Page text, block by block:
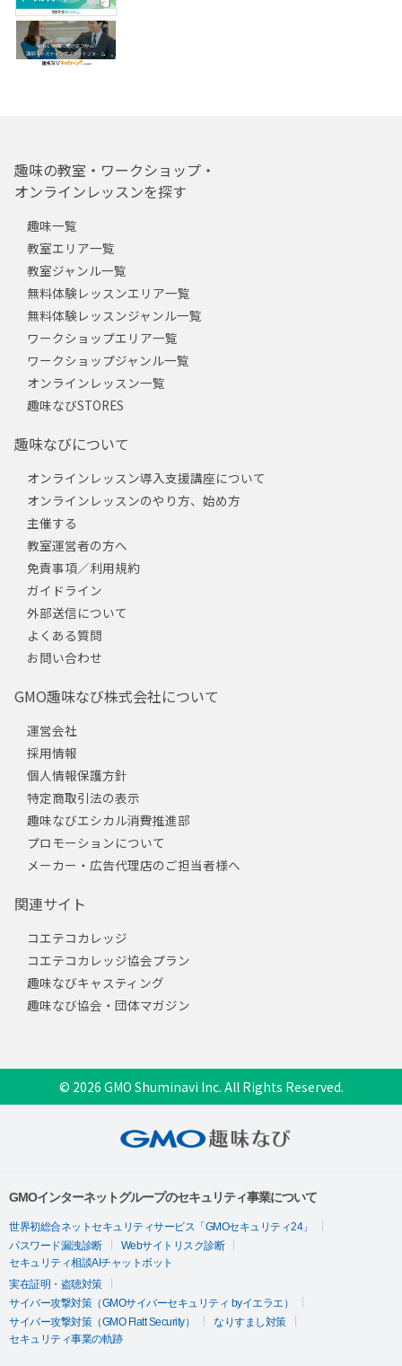
趣味の教室・ワークショップ・
オンラインレッスンを探す
趣味一覧
教室エリア一覧
教室ジャンル一覧
無料体験レッスンエリア一覧
無料体験レッスンジャンル一覧
ワークショップエリア一覧
ワークショップジャンル一覧
オンラインレッスン一覧
趣味なびSTORES
趣味なびについて
オンラインレッスン導入支援講座について
オンラインレッスンのやり方、始め方
主催する
教室運営者の方へ
免責事項／利用規約
ガイドライン
外部送信について
よくある質問
お問い合わせ
GMO趣味なび株式会社について
運営会社
採用情報
個人情報保護方針
特定商取引法の表示
趣味なびエシカル消費推進部
プロモーションについて
メーカー・広告代理店のご担当者様へ
関連サイト
コエテコカレッジ
コエテコカレッジ協会プラン
趣味なびキャスティング
趣味なび協会・団体マガジン
© 2026 GMO Shuminavi Inc. All Rights Reserved.